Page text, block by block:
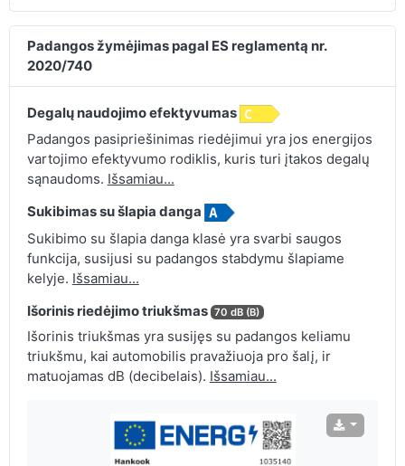
Padangos žymėjimas pagal ES reglamentą nr.
2020/740
Degalų naudojimo efektyvumas
Padangos pasipriešinimas riedėjimui yra jos energijos
vartojimo efektyvumo rodiklis, kuris turi įtakos degalų
sąnaudoms. Išsamiau...
Sukibimas su šlapia danga
Sukibimo su šlapia danga klasė yra svarbi saugos
funkcija, susijusi su padangos stabdymu šlapiame
kelyje. Išsamiau...
Išorinis riedėjimo triukšmas 70 dB (B)
Išorinis triukšmas yra susijęs su padangos keliamu
triukšmu, kai automobilis pravažiuoja pro šalį, ir
matuojamas dB (decibelais). Išsamiau...